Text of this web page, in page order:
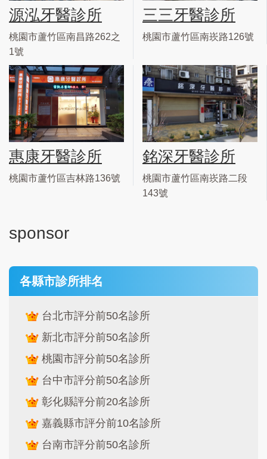
源泓牙醫診所
桃園市蘆竹區南昌路262之
1號
三三牙醫診所
桃園市蘆竹區南崁路126號
惠康牙醫診所
桃園市蘆竹區吉林路136號
銘深牙醫診所
桃園市蘆竹區南崁路二段
143號
sponsor
各縣市診所排名
台北市評分前50名診所
新北市評分前50名診所
桃園市評分前50名診所
台中市評分前50名診所
彰化縣評分前20名診所
嘉義縣市評分前10名診所
台南市評分前50名診所